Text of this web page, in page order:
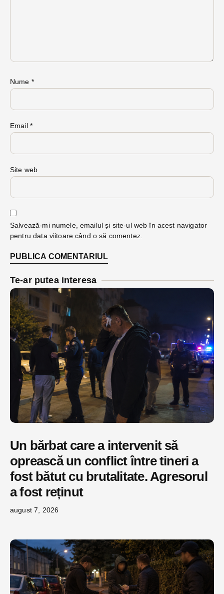
Nume *
Email *
Site web
Salvează-mi numele, emailul și site-ul web în acest navigator
pentru data viitoare când o să comentez.
Te-ar putea interesa
Un bărbat care a intervenit să
oprească un conflict între tineri a
fost bătut cu brutalitate. Agresorul
a fost reținut
august 7, 2026